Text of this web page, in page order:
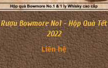
Rượu Bowmore No1 - Hộp Quà Tết
2022
Liên hệ